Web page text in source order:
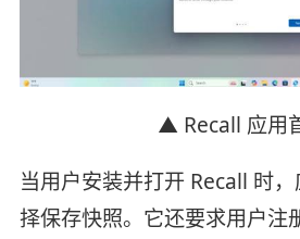
▲ Recall 应用
当用户安装并打开 Recall 时
择保存快照。它还要求用户注